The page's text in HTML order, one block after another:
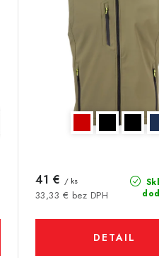
33,33 € bez DPH
41 € / ks
DETAIL